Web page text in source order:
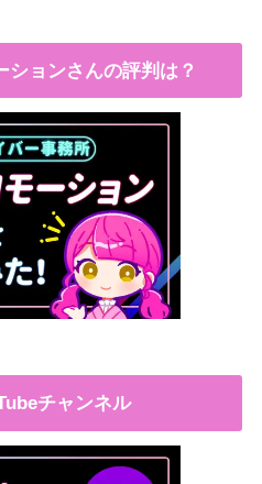
ションさんの評判は？
チャンネル